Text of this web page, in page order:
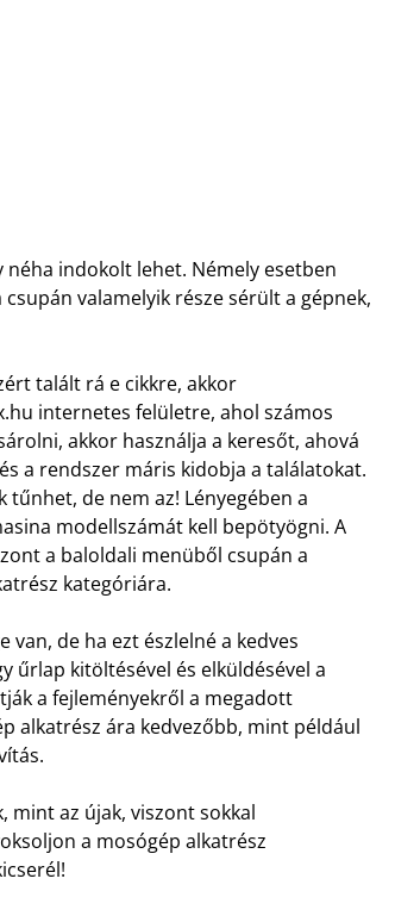
indokolt lehet. Némely esetben
valamelyik része sérült a gépnek,
talált rá e cikkre, akkor
internetes felületre, ahol számos
akkor használja a keresőt, ahová
a rendszer máris kidobja a találatokat.
de nem az! Lényegében a
modellszámát kell bepötyögni. A
a baloldali menüből csupán a
kategóriára.
de ha ezt észlelné a kedves
űrlap kitöltésével és elküldésével a
a fejleményekről a megadott
alkatrész ára kedvezőbb, mint például
mint az újak, viszont sokkal
a mosógép alkatrész